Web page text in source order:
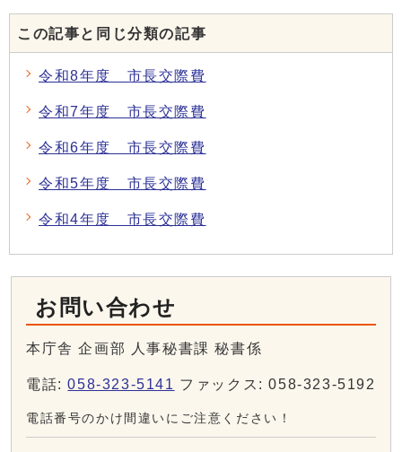
この記事と同じ分類の記事
令和8年度 市長交際費
令和7年度 市長交際費
令和6年度 市長交際費
令和5年度 市長交際費
令和4年度 市長交際費
お問い合わせ
本庁舎 企画部 人事秘書課 秘書係
電話:058-323-5141 ファックス: 058-323-5192
電話番号のかけ間違いにご注意ください！